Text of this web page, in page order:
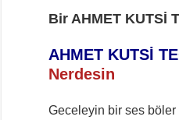
Bir AHMET KUTSİ
AHMET KUTSİ
Nerdesin
Geceleyin bir ses böler